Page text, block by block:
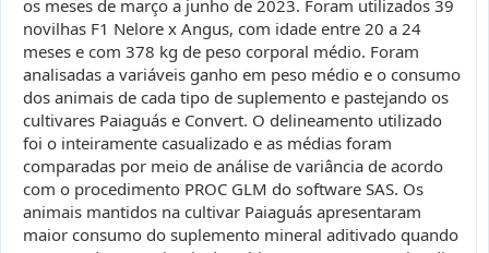
os meses de março a junho de 2023. Foram utilizados 39
novilhas F1 Nelore x Angus, com idade entre 20 a 24
meses e com 378 kg de peso corporal médio. Foram
analisadas a variáveis ganho em peso médio e o consumo
dos animais de cada tipo de suplemento e pastejando os
cultivares Paiaguás e Convert. O delineamento utilizado
foi o inteiramente casualizado e as médias foram
comparadas por meio de análise de variância de acordo
com o procedimento PROC GLM do software SAS. Os
animais mantidos na cultivar Paiaguás apresentaram
maior consumo do suplemento mineral aditivado quando